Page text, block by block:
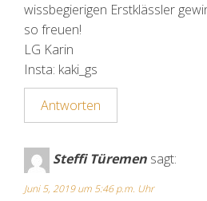
wissbegierigen Erstklässler
so freuen!
LG Karin
Insta: kaki_gs
Antworten
Steffi Türemen sagt:
Juni 5, 2019 um 5:46 p.m. Uhr